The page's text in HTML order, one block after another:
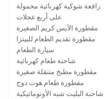
رافعة شوكية كهربائية محمولة
على أربع عجلات
مقطورة الآيس كريم الصغيرة
مقطورة تقديم الطعام للبيتزا
سيارة الطعام
شاحنة طعام كهربائية
مقطورة مطبخ متنقلة صغيرة
مقطورة طعام هوت دوج
شاحنة البليت شبه الأوتوماتيكية